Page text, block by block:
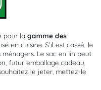
pour la gamme des
en cuisine. S’il est cassé, le
Le sac en lin peut
futur emballage cadeau,
le jeter, mettez-le